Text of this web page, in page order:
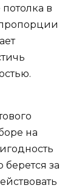
в
на
за